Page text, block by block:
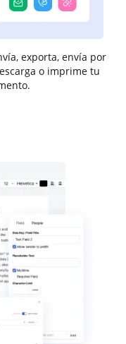
exporta, envía por
o imprime tu